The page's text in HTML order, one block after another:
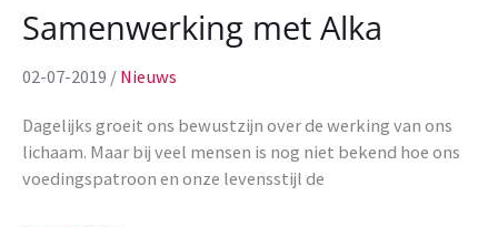
Gerechtshof
Samenwerking met Alka
02-07-2019 / Nieuws
Dagelijks groeit ons bewustzijn over de werking van ons
lichaam. Maar bij veel mensen is nog niet bekend hoe ons
voedingspatroon en onze levensstijl de